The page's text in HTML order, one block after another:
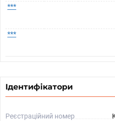
***
***
Ідентифікатори
Реєстраційний номер